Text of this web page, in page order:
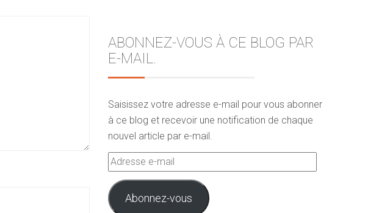
ABONNEZ-VOUS À CE BLOG PAR
E-MAIL.
Saisissez votre adresse e-mail pour vous abonner
à ce blog et recevoir une notification de chaque
nouvel article par e-mail.
Adresse
e-
mail
Abonnez-vous